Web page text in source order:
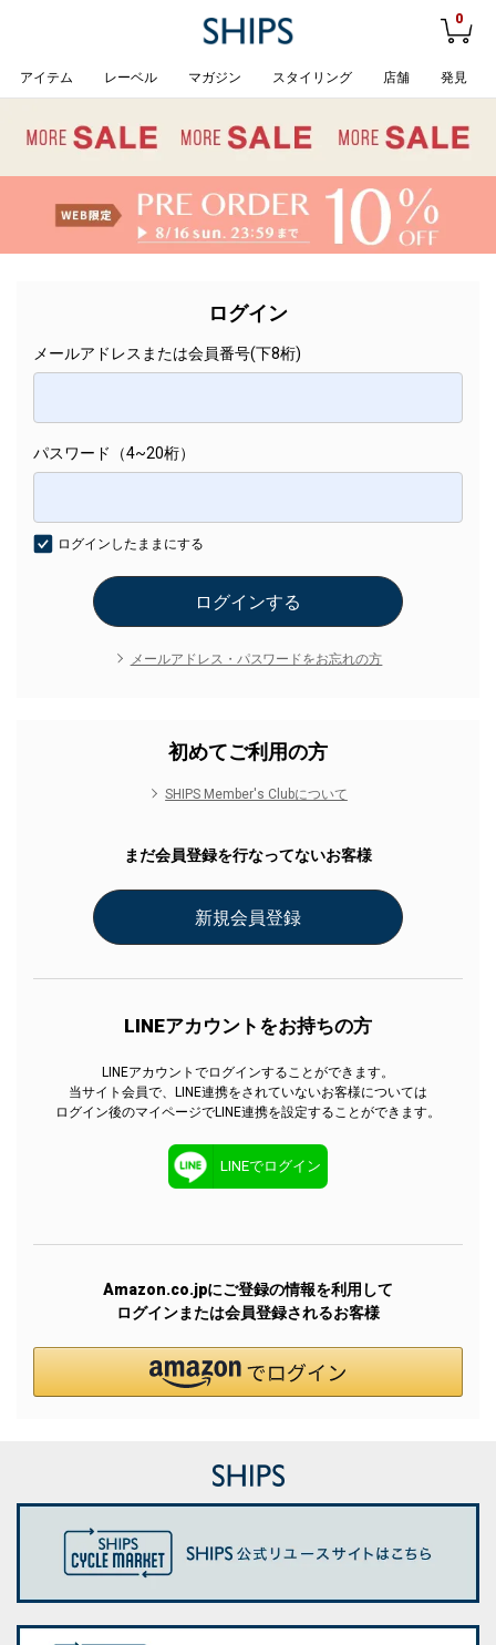
0
アイテム レーベル マガジン スタイリング 店舗 発見
ログイン
メールアドレスまたは会員番号(下8桁)
パスワード（4~20桁）
ログインしたままにする
メールアドレス・パスワードをお忘れの方
初めてご利用の方
SHIPS Member's Clubについて
まだ会員登録を行なってないお客様
LINEアカウントをお持ちの方
LINEアカウントでログインすることができます。
当サイト会員で、LINE連携をされていないお客様については
ログイン後のマイページでLINE連携を設定することができます。
LINEでログイン
Amazon.co.jpにご登録の情報を利用して
ログインまたは会員登録されるお客様